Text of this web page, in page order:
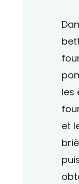
les
et